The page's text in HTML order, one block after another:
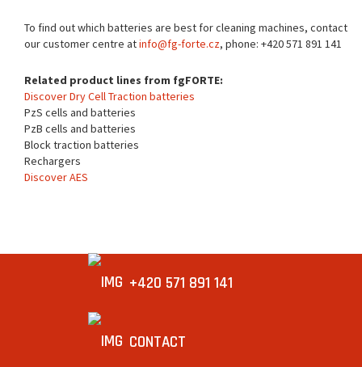
To find out which batteries are best for cleaning machines, contact
our customer centre atinfo@fg-forte.cz, phone: +420 571 891 141
Related product lines from fgFORTE:
Discover Dry Cell Traction batteries
PzS cells and batteries
PzB cells and batteries
Block traction batteries
Rechargers
Discover AES
+420 571 891 141
CONTACT